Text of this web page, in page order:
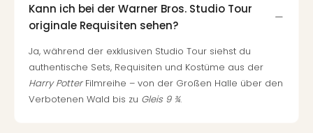
Kann ich bei der Warner Bros. Studio Tour
originale Requisiten sehen?
Ja, während der exklusiven Studio Tour siehst du
authentische Sets, Requisiten und Kostüme aus der
Harry PotterFilmreihe – von der Großen Halle über den
Verbotenen Wald bis zu Gleis 9 ¾.